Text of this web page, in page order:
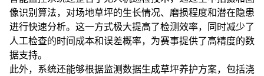
像识别算法，对场地草坪的生长情况、磨损程度和潜在隐患
进行快速分析。这一方式极大提高了检测效率，同时减少了
人工检查的时间成本和误差概率，为赛事提供了高精度的数
据支持。
此外，系统还能够根据监测数据生成草坪养护方案，包括浇